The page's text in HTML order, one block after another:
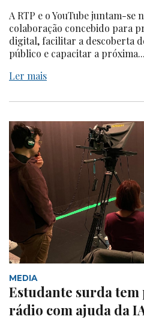
A RTP e o YouTube juntam-
colaboração concebido para
digital, facilitar a descoberta
público e capacitar a próxima...
Ler mais
MEDIA
Estudante surda
rádio com ajuda da